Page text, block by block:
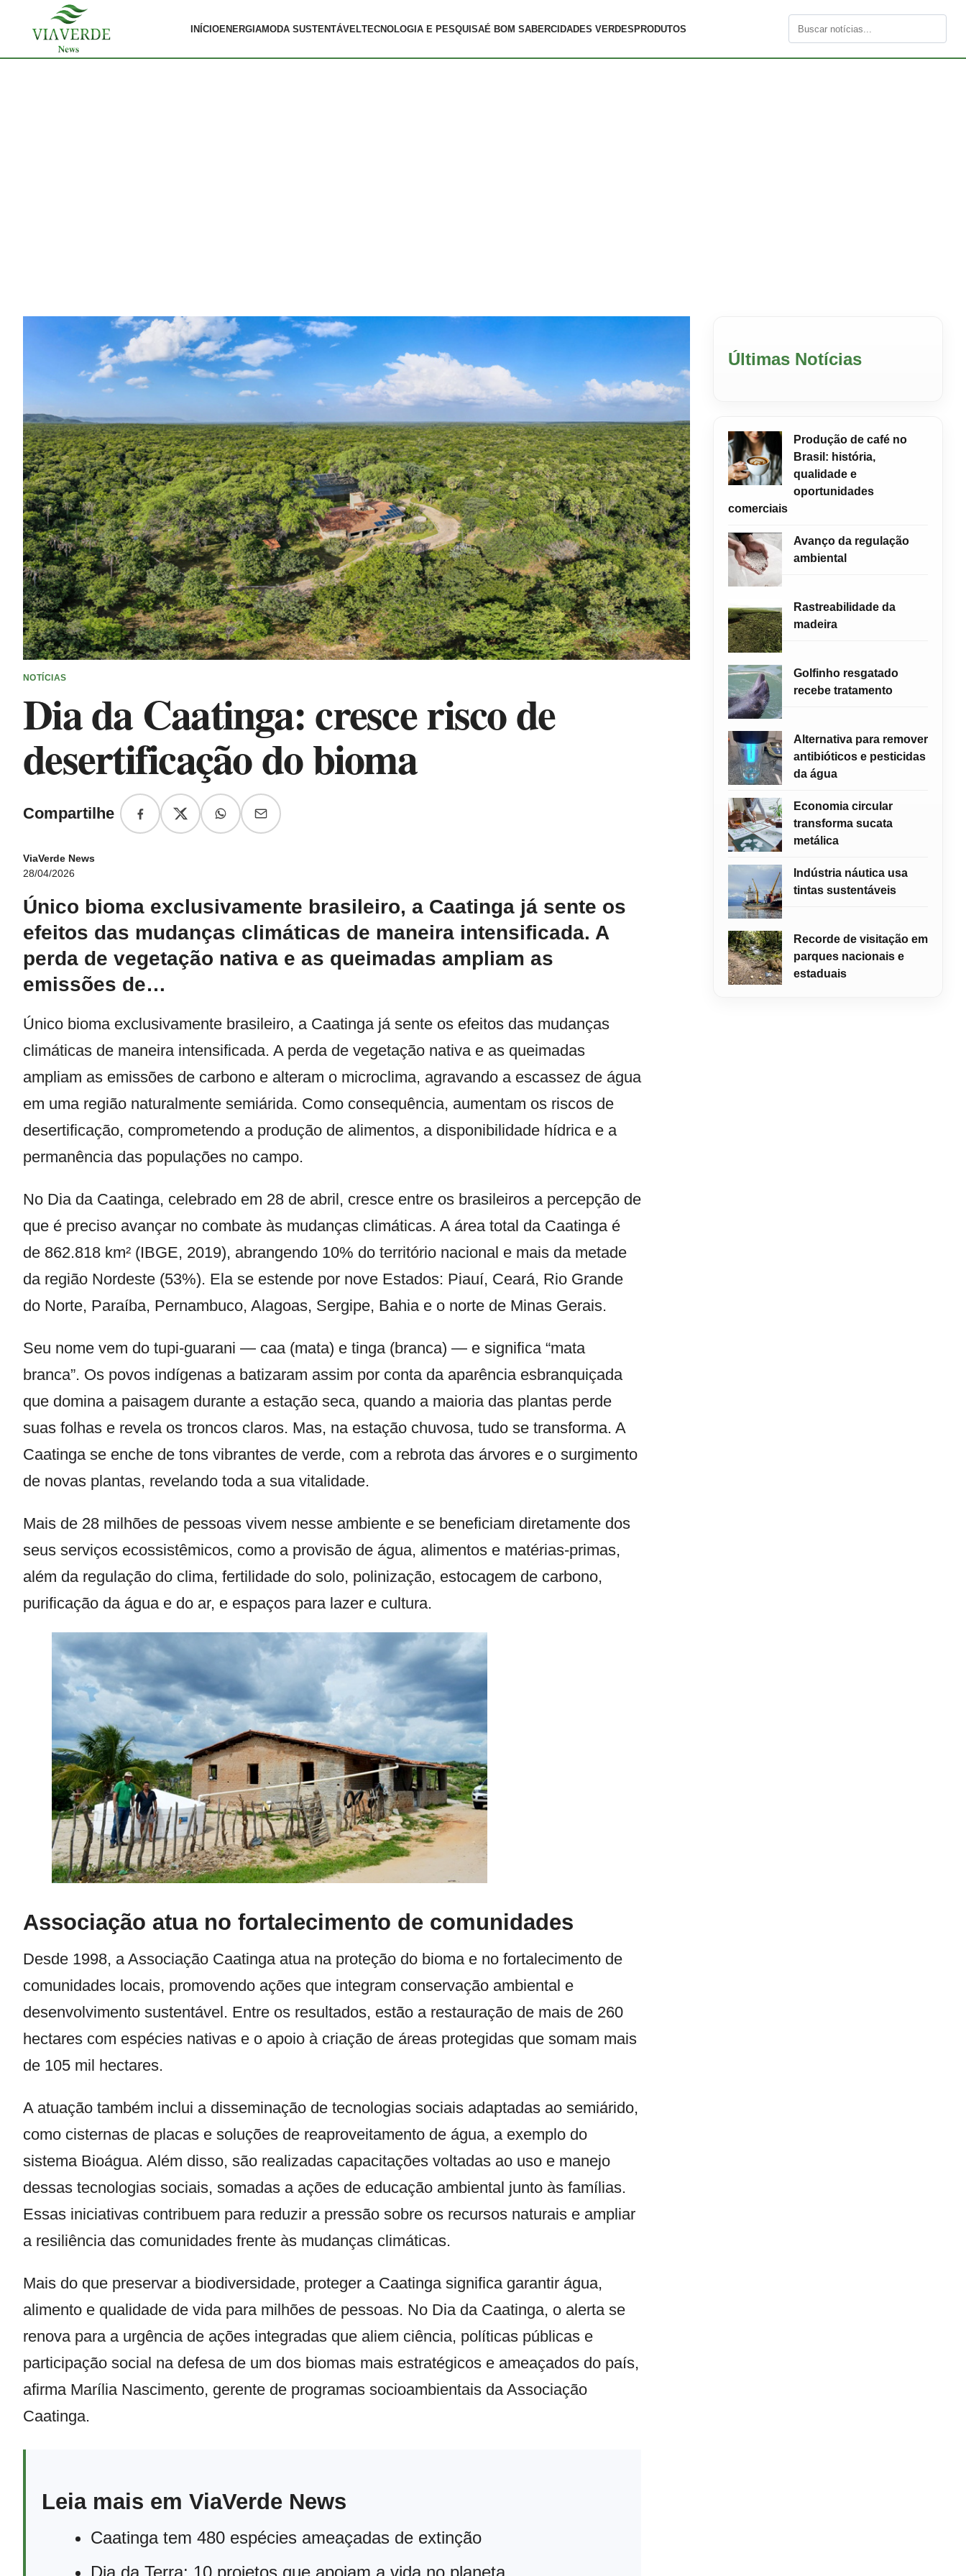
INÍCIOENERGIAMODA SUSTENTÁVELTECNOLOGIA E PESQUISAÉ BOM SABERCIDADES VERDES PRODUTOS
Buscar
NOTÍCIAS
Dia da Caatinga: cresce risco de
desertificação do bioma
Compartilhe
ViaVerde News
28/04/2026
Único bioma exclusivamente brasileiro, a Caatinga já sente os
efeitos das mudanças climáticas de maneira intensificada. A
perda de vegetação nativa e as queimadas ampliam as
emissões de…
Único bioma exclusivamente brasileiro, a Caatinga já sente os efeitos das mudanças
climáticas de maneira intensificada. A perda de vegetação nativa e as queimadas
ampliam as emissões de carbono e alteram o microclima, agravando a escassez de água
em uma região naturalmente semiárida. Como consequência, aumentam os riscos de
desertificação, comprometendo a produção de alimentos, a disponibilidade hídrica e a
permanência das populações no campo.
No Dia da Caatinga, celebrado em 28 de abril, cresce entre os brasileiros a percepção de
que é preciso avançar no combate às mudanças climáticas. A área total da Caatinga é
de 862.818 km² (IBGE, 2019), abrangendo 10% do território nacional e mais da metade
da região Nordeste (53%). Ela se estende por nove Estados: Piauí, Ceará, Rio Grande
do Norte, Paraíba, Pernambuco, Alagoas, Sergipe, Bahia e o norte de Minas Gerais.
Seu nome vem do tupi-guarani — caa (mata) e tinga (branca) — e significa “mata
branca”. Os povos indígenas a batizaram assim por conta da aparência esbranquiçada
que domina a paisagem durante a estação seca, quando a maioria das plantas perde
suas folhas e revela os troncos claros. Mas, na estação chuvosa, tudo se transforma. A
Caatinga se enche de tons vibrantes de verde, com a rebrota das árvores e o surgimento
de novas plantas, revelando toda a sua vitalidade.
Mais de 28 milhões de pessoas vivem nesse ambiente e se beneficiam diretamente dos
seus serviços ecossistêmicos, como a provisão de água, alimentos e matérias-primas,
além da regulação do clima, fertilidade do solo, polinização, estocagem de carbono,
purificação da água e do ar, e espaços para lazer e cultura.
Associação atua no fortalecimento de comunidades
Desde 1998, aAssociação Caatingaatua na proteção do bioma e no fortalecimento de
comunidades locais, promovendo ações que integram conservação ambiental e
desenvolvimento sustentável. Entre os resultados, estão a restauração de mais de 260
hectares com espécies nativas e o apoio à criação de áreas protegidas que somam mais
de 105 mil hectares.
A atuação também inclui a disseminação de tecnologias sociais adaptadas ao semiárido,
como cisternas de placas e soluções de reaproveitamento de água, a exemplo do
sistema Bioágua. Além disso, são realizadas capacitações voltadas ao uso e manejo
dessas tecnologias sociais, somadas a ações de educação ambiental junto às famílias.
Essas iniciativas contribuem para reduzir a pressão sobre os recursos naturais e ampliar
a resiliência das comunidades frente às mudanças climáticas.
Mais do que preservar a biodiversidade, proteger a Caatinga significa garantir água,
alimento e qualidade de vida para milhões de pessoas. No Dia da Caatinga, o alerta se
renova para a urgência de ações integradas que aliem ciência, políticas públicas e
participação social na defesa de um dos biomas mais estratégicos e ameaçados do país,
afirma Marília Nascimento, gerente de programas socioambientais da Associação
Caatinga.
Leia mais em ViaVerde News
Caatinga tem 480 espécies ameaçadas de extinção
Últimas Notícias
Produção de café no
Brasil: história,
qualidade e
oportunidades
comerciais
Avanço da regulação
ambiental
Rastreabilidade da
madeira
Golfinho resgatado
recebe tratamento
Alternativa para remover
antibióticos e pesticidas
da água
Economia circular
transforma sucata
metálica
Indústria náutica usa
tintas sustentáveis
Recorde de visitação em
parques nacionais e
estaduais